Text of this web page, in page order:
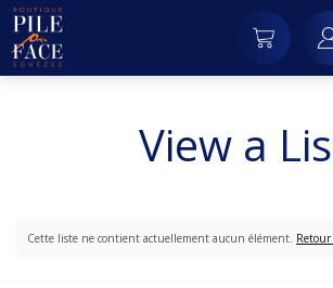
View a
Cette liste ne contient actuellement aucun élément.